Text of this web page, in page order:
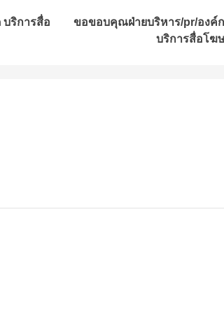
บริการสื่อ
ขอขอบคุณฝ่ายบริหาร/pr/องค์ก
บริการสื่อโฆ